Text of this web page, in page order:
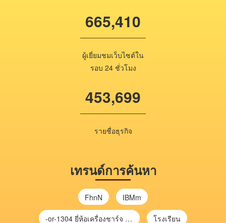
665,410
ผู้เยี่ยมชมเว็บไซต์ใน
รอบ 24 ชั่วโมง
453,699
รายชื่อธุรกิจ
เทรนด์การค้นหา
FhnN IBMm
-or-1304 ยี่ห้อเครื่องชาร์จ chargecore โรงเรียน